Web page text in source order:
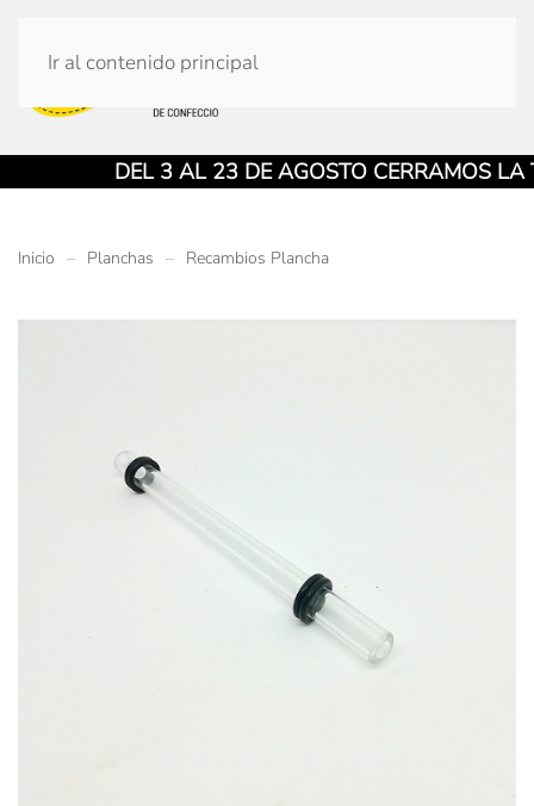
Ir al contenido principal
DEL 3 AL 23 DE AGOSTO CERRAMOS LA
Inicio Planchas Recambios Plancha